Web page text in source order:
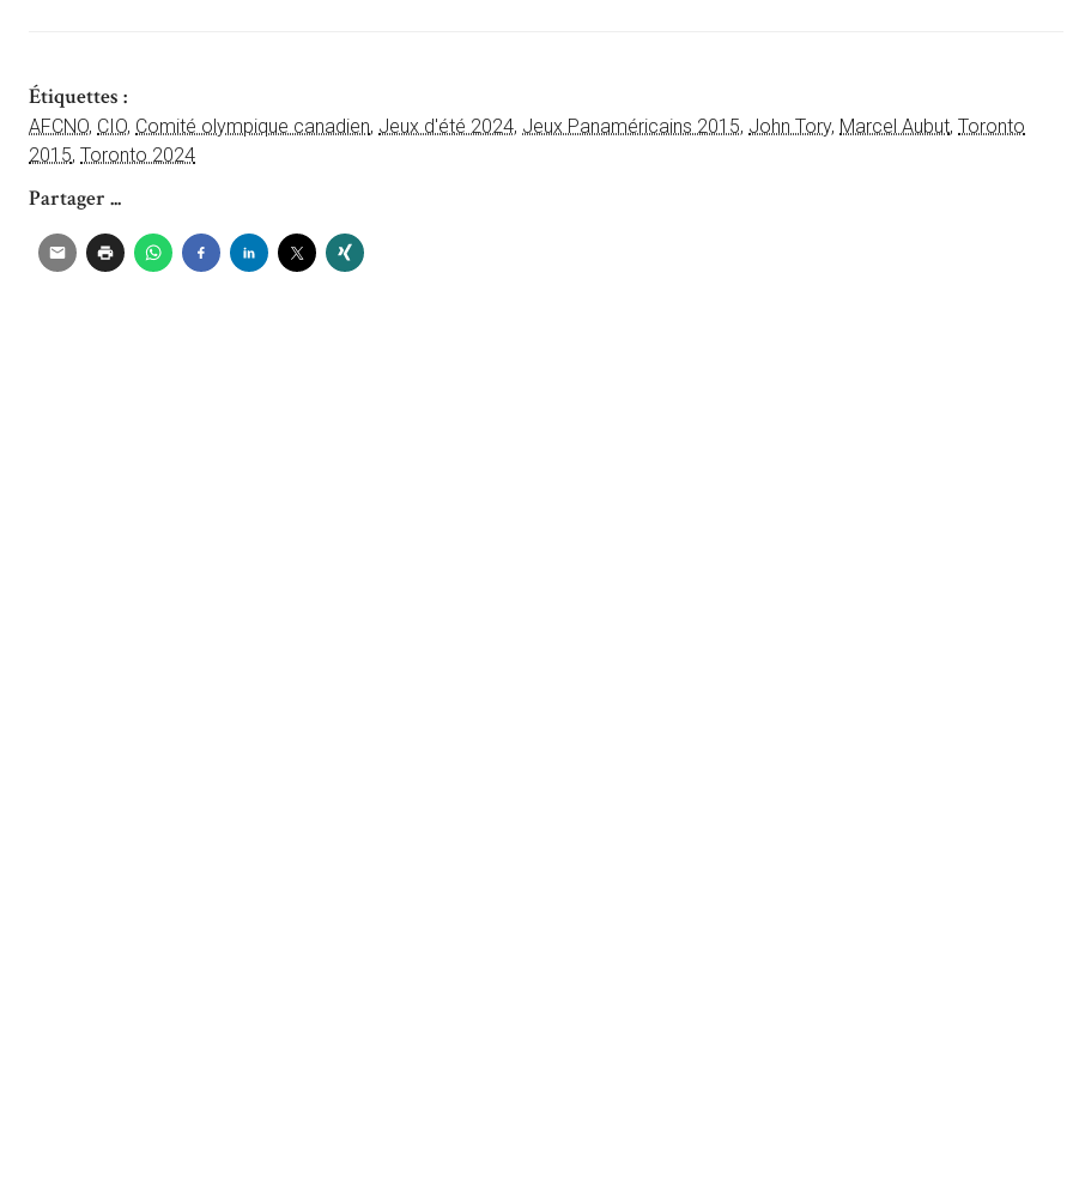
Étiquettes :
AFCNO, CIO, Comité olympique canadien, Jeux d'été 2024, Jeux Panaméricains 2015, John Tory, Marcel Aubut, Toronto
2015, Toronto 2024
Partager ...